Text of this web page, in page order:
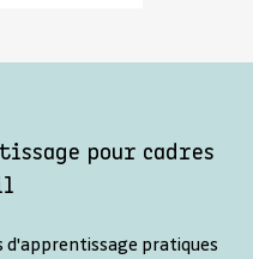
pour cadres
d'apprentissage pratiques